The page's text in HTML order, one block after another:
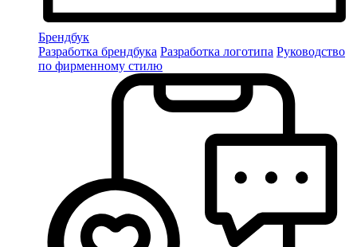
Брендбук
Разработка брендбука Разработка логотипа Руководство
по фирменному стилю